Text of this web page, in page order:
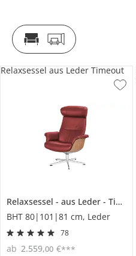
Relaxsessel aus Leder
Timeout
BHT 80|101|81 cm, Leder
78
ab 2.559,00 €***
Relaxsessel aus Leder Timeout